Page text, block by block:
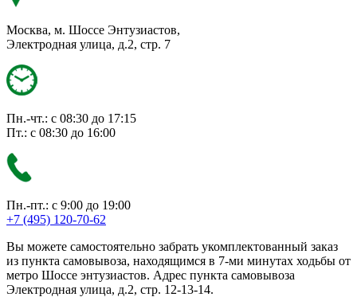
Москва, м. Шоссе Энтузиастов,
Электродная улица, д.2, стр. 7
Пн.-чт.: с 08:30 до 17:15
Пт.: с 08:30 до 16:00
Пн.-пт.: с 9:00 до 19:00
+7 (495) 120-70-62
Вы можете самостоятельно забрать укомплектованный заказ
из пункта самовывоза, находящимся в 7-ми минутах ходьбы от
метро Шоссе энтузиастов. Адрес пункта самовывоза
Электродная улица, д.2, стр. 12-13-14.